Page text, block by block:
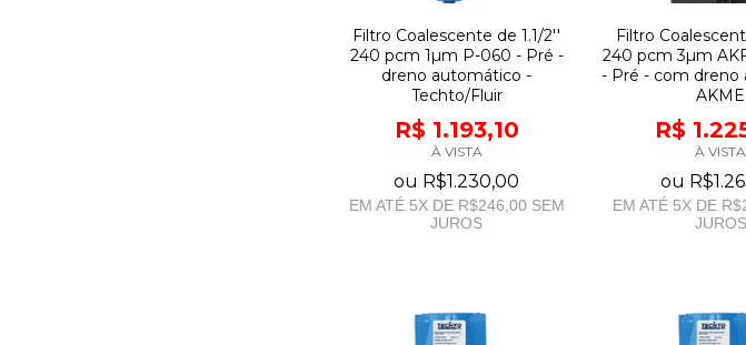
Filtro Coalescente de 1.1/2''
240 pcm 1µm P-060 - Pré -
dreno automático -
Techto/Fluir
R$ 1.193,10
À VISTA
ou R$1.230,00
EM ATÉ 5X DE R$246,00 SEM
JUROS
Filtro
240 pcm 3µm
- Pré - com
AKME
R$
À VISTA
ou
EM ATÉ 5X DE
JUROS